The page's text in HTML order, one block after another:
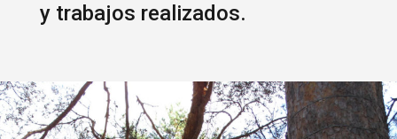
y trabajos realizados.